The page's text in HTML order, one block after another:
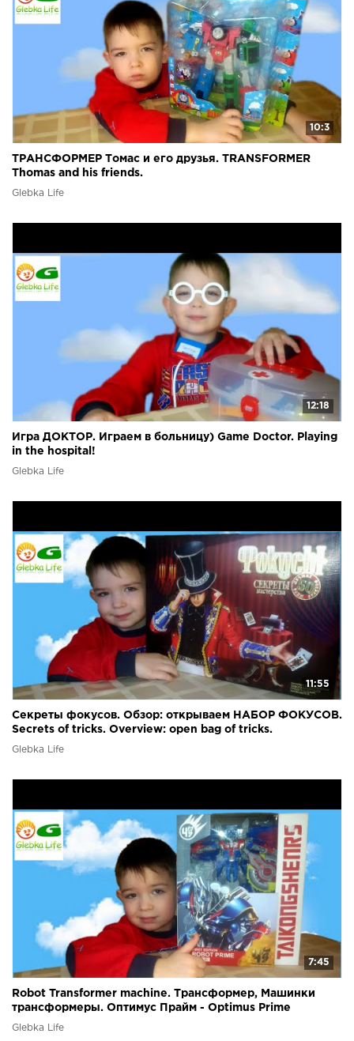
10:3
ТРАНСФОРМЕР Томас и его друзья. TRANSFORMER
Thomas and his friends.
Glebka Life
12:18
Игра ДОКТОР. Играем в больницу) Game Doctor. Playing
in the hospital!
Glebka Life
11:55
Секреты фокусов. Обзор: открываем НАБОР ФОКУСОВ.
Secrets of tricks. Overview: open bag of tricks.
Glebka Life
7:45
Robot Transformer machine. Трансформер, Машинки
трансформеры. Оптимус Прайм - Optimus Prime
Glebka Life